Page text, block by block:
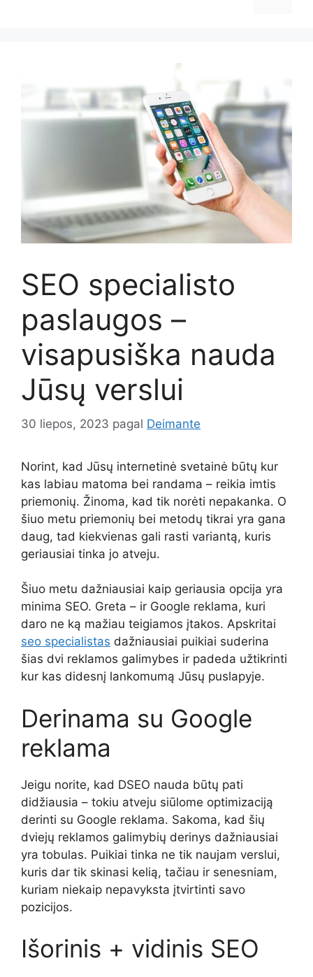
SEO specialisto
paslaugos –
visapusiška nauda
Jūsų verslui
30 liepos, 2023 pagal Deimante
Norint, kad Jūsų internetinė svetainė būtų kur
kas labiau matoma bei randama – reikia imtis
priemonių. Žinoma, kad tik norėti nepakanka. O
šiuo metu priemonių bei metodų tikrai yra gana
daug, tad kiekvienas gali rasti variantą, kuris
geriausiai tinka jo atveju.
Šiuo metu dažniausiai kaip geriausia opcija yra
minima SEO. Greta – ir Google reklama, kuri
daro ne ką mažiau teigiamos įtakos. Apskritai
seo specialistas dažniausiai puikiai suderina
šias dvi reklamos galimybes ir padeda užtikrinti
kur kas didesnį lankomumą Jūsų puslapyje.
Derinama su Google
reklama
Jeigu norite, kad DSEO nauda būtų pati
didžiausia – tokiu atveju siūlome optimizaciją
derinti su Google reklama. Sakoma, kad šių
dviejų reklamos galimybių derinys dažniausiai
yra tobulas. Puikiai tinka ne tik naujam verslui,
kuris dar tik skinasi kelią, tačiau ir senesniam,
kuriam niekaip nepavyksta įtvirtinti savo
pozicijos.
Išorinis + vidinis SEO